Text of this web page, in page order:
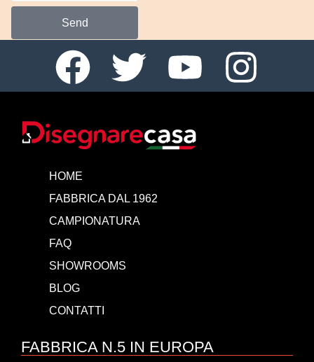
Send
HOME
FABBRICA DAL 1962
CAMPIONATURA
FAQ
SHOWROOMS
BLOG
CONTATTI
FABBRICA N.5 IN EUROPA